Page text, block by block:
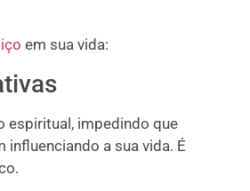
em sua vida:
espiritual, impedindo que
a sua vida. É